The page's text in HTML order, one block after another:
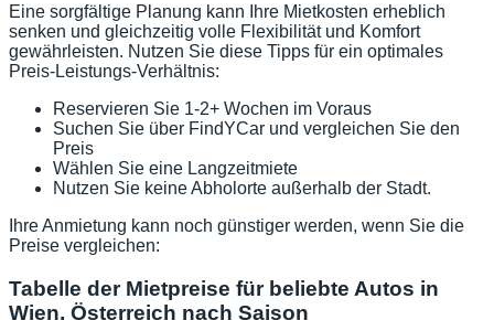
Eine sorgfältige Planung kann Ihre Mietkosten erheblich
senken und gleichzeitig volle Flexibilität und Komfort
gewährleisten. Nutzen Sie diese Tipps für ein optimales
Preis-Leistungs-Verhältnis:
Reservieren Sie 1-2+ Wochen im Voraus
Suchen Sie über FindYCar und vergleichen Sie den
Preis
Wählen Sie eine Langzeitmiete
Nutzen Sie keine Abholorte außerhalb der Stadt.
Ihre Anmietung kann noch günstiger werden, wenn Sie die
Preise vergleichen:
Tabelle der Mietpreise für beliebte Autos in
Wien, Österreich nach Saison